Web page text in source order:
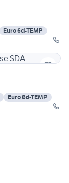
Euro 6d-TEMP
Euro 6d-TEMP